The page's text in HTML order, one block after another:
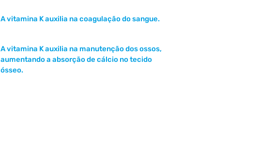
A vitamina K auxilia na coagulação do sangue.
A vitamina K auxilia na manutenção dos ossos,
aumentando a absorção de cálcio no tecido
ósseo.